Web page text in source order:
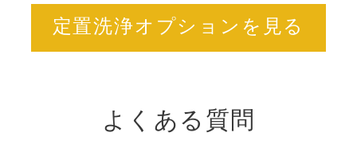
定置洗浄オプションを見る
よくある質問